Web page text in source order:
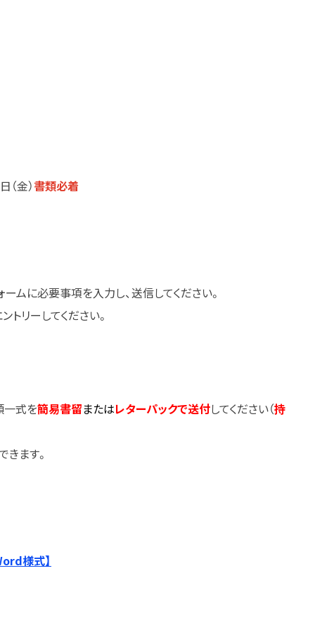
（金）書類必着
ームに必要事項を入力し、送信してください。
リーしてください。
一式を簡易書留またはレターパックで送付してください（持
ます。
様式】